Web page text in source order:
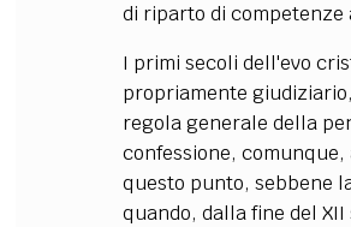
di riparto di
I primi secoli dell'evo
propriamente
regola generale della
confessione,
questo punto, sebbene
quando, dalla fine del